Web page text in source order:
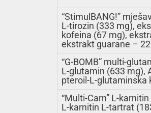
“StimulBANG!”
L-tirozin (333 mg),
kofeina (67 mg),
ekstrakt guarane –
“G-BOMB” multi-
L-glutamin (633 mg),
pteroil-L-glutaminska
“Multi-Carn” L-
L-karnitin L-tartrat